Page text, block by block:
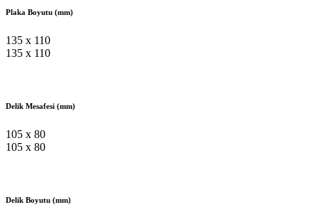
Plaka Boyutu (mm)
135 x 110
135 x 110
Delik Mesafesi (mm)
105 x 80
105 x 80
Delik Boyutu (mm)